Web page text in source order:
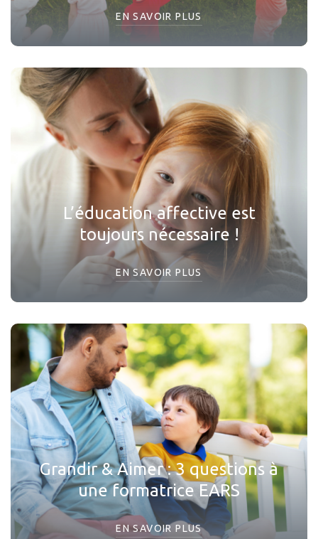
EN SAVOIR PLUS
L’éducation affective est
toujours nécessaire !
EN SAVOIR PLUS
Grandir & Aimer : 3 questions à
une formatrice EARS
EN SAVOIR PLUS